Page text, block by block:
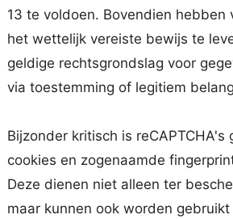
13 te voldoen. Bovendien hebben
het wettelijk vereiste bewijs te
geldige rechtsgrondslag voor
via toestemming of legitiem
Bijzonder kritisch is reCAPTCHA's
cookies en zogenaamde
Deze dienen niet alleen ter
maar kunnen ook worden